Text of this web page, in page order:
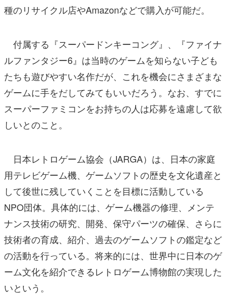
種のリサイクル店やAmazonなどで購入が可能だ。
付属する『スーパードンキーコング』、『ファイナ
ルファンタジー6』は当時のゲームを知らない子ども
たちも遊びやすい名作だが、これを機会にさまざまな
ゲームに手をだしてみてもいいだろう。なお、すでに
スーパーファミコンをお持ちの人は応募を遠慮して欲
しいとのこと。
日本レトロゲーム協会（JARGA）は、日本の家庭
用テレビゲーム機、ゲームソフトの歴史を文化遺産と
して後世に残していくことを目標に活動している
NPO団体。具体的には、ゲーム機器の修理、メンテ
ナンス技術の研究、開発、保守パーツの確保、さらに
技術者の育成、紹介、過去のゲームソフトの鑑定など
の活動を行っている。将来的には、世界中に日本のゲ
ーム文化を紹介できるレトロゲーム博物館の実現した
いという。